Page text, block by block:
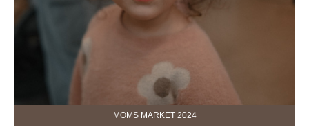
MOMS MARKET 2024